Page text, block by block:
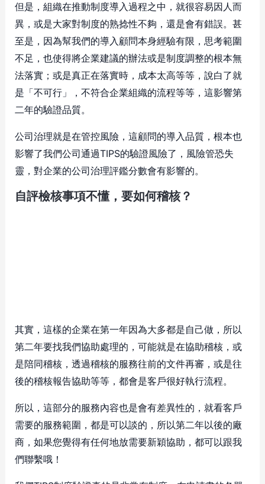
但是，組織在推動制度導入過程之中，就很容易因人而
異，或是大家對制度的熟捻性不夠，還是會有錯誤。甚
至是，因為幫我們的導入顧問本身經驗有限，思考範圍
不足，也使得將企業建議的辦法或是制度調整的根本無
法落實；或是真正在落實時，成本太高等等，說白了就
是「不可行」，不符合企業組織的流程等等，這影響第
二年的驗證品質。
公司治理就是在管控風險，這顧問的導入品質，根本也
影響了我們公司通過TIPS的驗證風險了，風險管恐失
靈，對企業的公司治理評鑑分數會有影響的。
自評檢核事項不懂，要如何稽核？
其實，這樣的企業在第一年因為大多都是自己做，所以
第二年要找我們協助處理的，可能就是在協助稽核，或
是陪同稽核，透過稽核的服務往前的文件再審，或是往
後的稽核報告協助等等，都會是客戶很好執行流程。
所以，這部分的服務內容也是會有差異性的，就看客戶
需要的服務範圍，都是可以談的，所以第二年以後的廠
商，如果您覺得有任何地放需要新穎協助，都可以跟我
們聯繫哦！